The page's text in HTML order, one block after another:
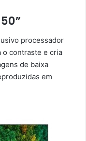
processador
o contraste e cria
de baixa
em